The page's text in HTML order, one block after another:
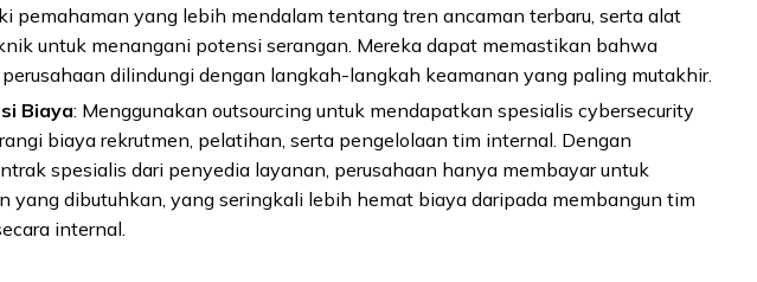
pemahaman yang lebih mendalam tentang tren ancaman terbaru, serta alat
untuk menangani potensi serangan. Mereka dapat memastikan bahwa
dilindungi dengan langkah-langkah keamanan yang paling mutakhir.
Biaya: Menggunakan outsourcing untuk mendapatkan spesialis cybersecurity
biaya rekrutmen, pelatihan, serta pengelolaan tim internal. Dengan
spesialis dari penyedia layanan, perusahaan hanya membayar untuk
yang dibutuhkan, yang seringkali lebih hemat biaya daripada membangun tim
internal.